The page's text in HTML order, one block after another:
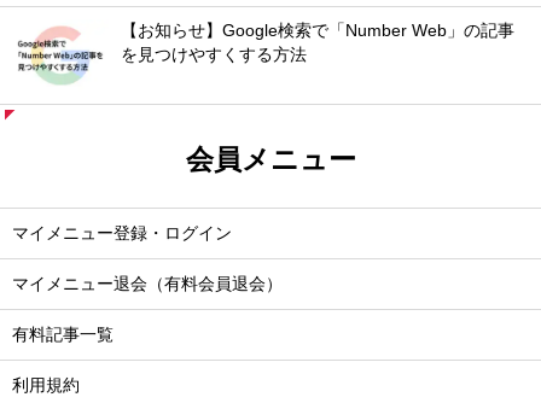
【お知らせ】Google検索で「Number Web」の記事
を見つけやすくする方法
会員メニュー
マイメニュー登録・ログイン
マイメニュー退会（有料会員退会）
有料記事一覧
利用規約